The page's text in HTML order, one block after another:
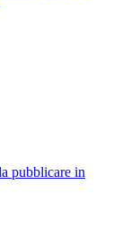
pubblicare in